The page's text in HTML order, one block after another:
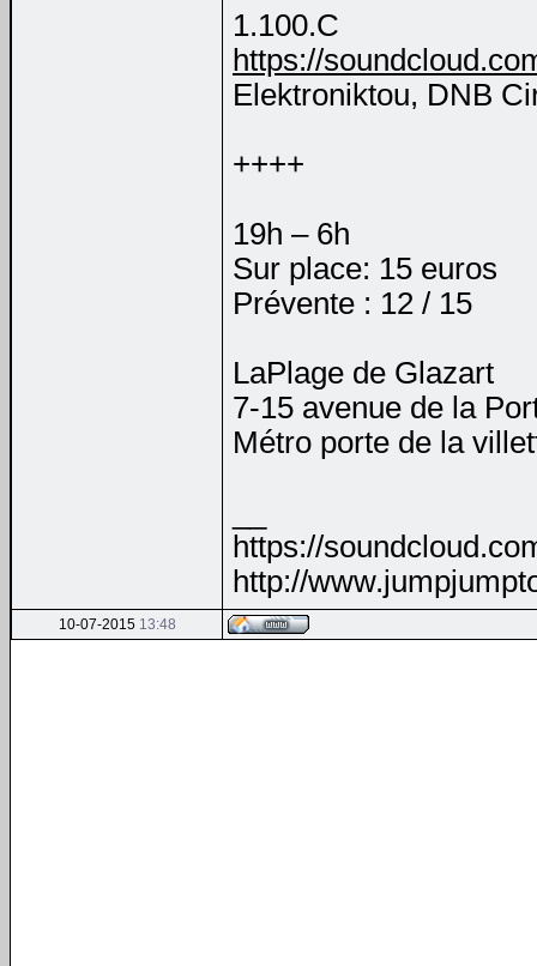
1.100.C
https://
Elektroniktou, DNB
++++
19h – 6h
Sur place: 15 euros
Prévente : 12 / 15
LaPlage de Glazart
7-15 avenue de la
Métro porte de la
https://
http://
10-07-2015 13:48